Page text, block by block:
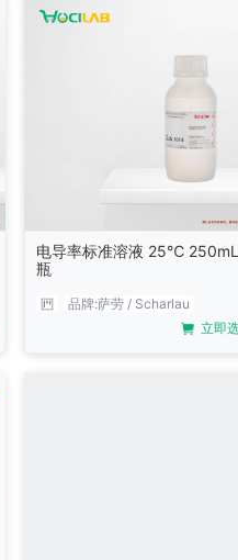
电导率标准溶液 25℃
瓶
品牌:萨劳 / Scharlau
立即